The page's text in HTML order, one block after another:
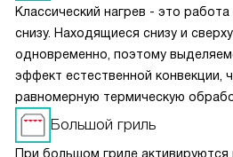
Классический нагрев - это работа
снизу. Находящиеся снизу и
одновременно, поэтому
эффект естественной конвекции,
равномерную термическую
Большой гриль
При большом гриле активируются